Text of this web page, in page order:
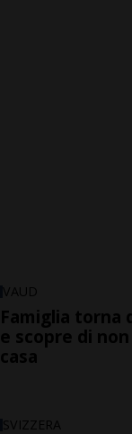
VAUD
Famiglia torna
e scopre di
casa
SVIZZERA